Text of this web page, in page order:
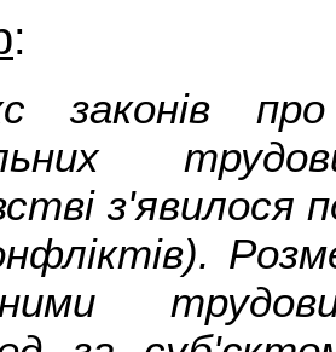
:
законів